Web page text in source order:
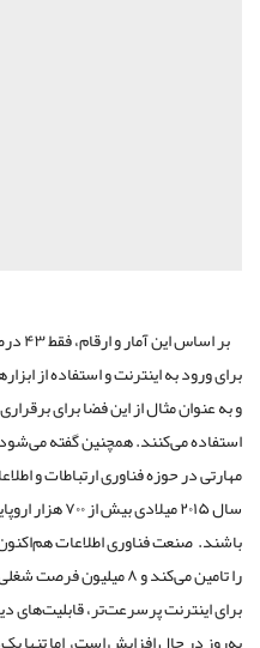
بر
برای ورود به اینترنت و استفاده از
و به عنوان مثال از این فضا برای
استفاده می‌کنند. همچنین گفته می‌شود
مهارتی در حوزه فناوری ارتباطات و
را تامین می‌کند و ۸
برای اینترنت پرسرعت‌تر، قابلیت‌های